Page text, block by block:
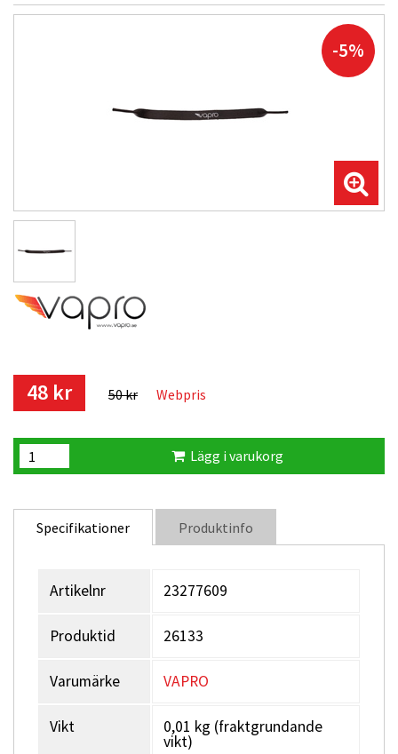
-5%
48 kr 50 kr Webpris
Lägg i varukorg
Specifikationer Produktinfo
Artikelnr 23277609
Produktid 26133
Varumärke VAPRO
Vikt 0,01 kg (fraktgrundande
vikt)